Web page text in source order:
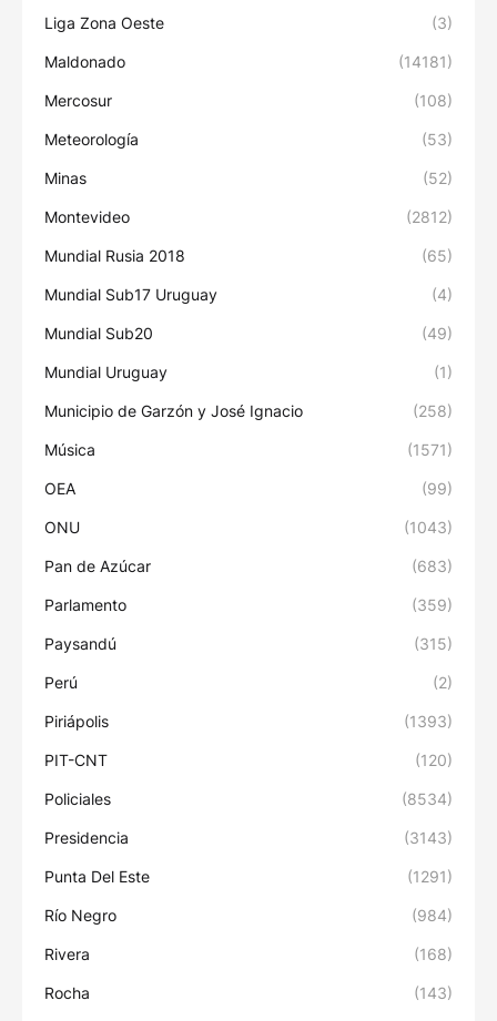
Liga Zona Oeste (3)
Maldonado (14181)
Mercosur (108)
Meteorología (53)
Minas (52)
Montevideo (2812)
Mundial Rusia 2018 (65)
Mundial Sub17 Uruguay (4)
Mundial Sub20 (49)
Mundial Uruguay (1)
Municipio de Garzón y José Ignacio (258)
Música (1571)
OEA (99)
ONU (1043)
Pan de Azúcar (683)
Parlamento (359)
Paysandú (315)
Perú (2)
Piriápolis (1393)
PIT-CNT (120)
Policiales (8534)
Presidencia (3143)
Punta Del Este (1291)
Río Negro (984)
Rivera (168)
Rocha (143)